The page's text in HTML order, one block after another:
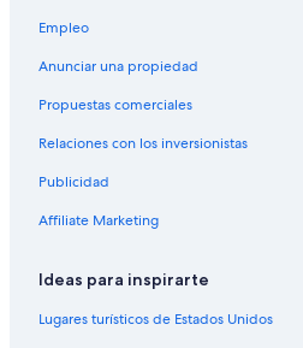
Hoteles históricos en Talca
Hoteles con aire acondicionado en Talca
Hoteles en Talca
Moteles en Linares
Hoteles en Lipimávida
Cabañas en Maule
Resorts en Maule
Hoteles haciendas en Maule
Empleo
Anunciar una propiedad
Propuestas comerciales
Relaciones con los inversionistas
Publicidad
Affiliate Marketing
Ideas para inspirarte
Lugares turísticos de Estados Unidos